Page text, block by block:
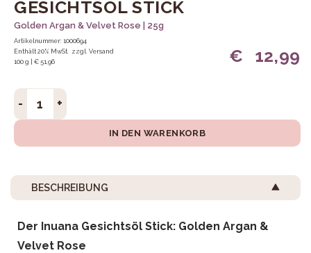
GESICHTSÖL STICK
Golden Argan & Velvet Rose | 25g
€ 12,99
Artikelnummer: 1000694
Enthält 20% MwSt.
zzgl. Versand
100 g | € 51,96
Gesichtsöl Stick Menge
IN DEN WARENKORB
BESCHREIBUNG
Der Inuana Gesichtsöl Stick: Golden Argan &
Velvet Rose